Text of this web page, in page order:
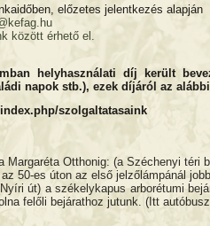
előzetes jelentkezés alapján
között érhető el.
helyhasználati díj került
napok stb.), ezek díjáról az
szolgaltatasaink
Margaréta Otthonig: (a Széchenyi téri
50-es úton az első jelzőlámpánál
út) a székelykapus arborétumi
felőli bejárathoz jutunk. (Itt